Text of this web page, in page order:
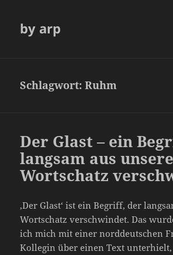
by arp
Schlagwort:Ruhm
Der Glast – ein
langsam aus
Wortschatz
‚Der Glast‘ ist ein Begriff, der
Wortschatz verschwindet. Das
ich mich mit einer norddeutschen
Kollegin über einen Text unterhielt,